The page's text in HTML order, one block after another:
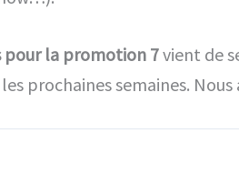
pour la promotion 7vient de
prochaines semaines.